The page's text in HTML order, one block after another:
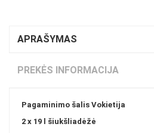
APRAŠYMAS
PREKĖS INFORMACIJA
Pagaminimo šalis Vokietija
2 x 19 l šiukšliadėžė